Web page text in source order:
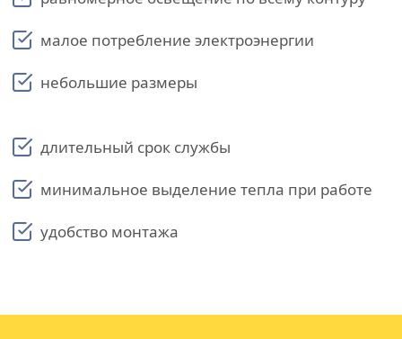
малое потребление электроэнергии
небольшие размеры
длительный срок службы
минимальное выделение тепла при работе
удобство монтажа